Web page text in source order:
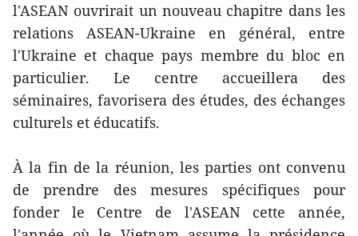
l'ASEAN ouvrirait un nouveau chapitre dans les
relations ASEAN-Ukraine en général, entre
l'Ukraine et chaque pays membre du bloc en
particulier. Le centre accueillera des
séminaires, favorisera des études, des échanges
culturels et éducatifs.
À la fin de la réunion, les parties ont convenu
de prendre des mesures spécifiques pour
fonder le Centre de l'ASEAN cette année,